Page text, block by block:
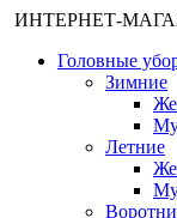
ИНТЕРНЕТ-
Головные
Зимние
Летние